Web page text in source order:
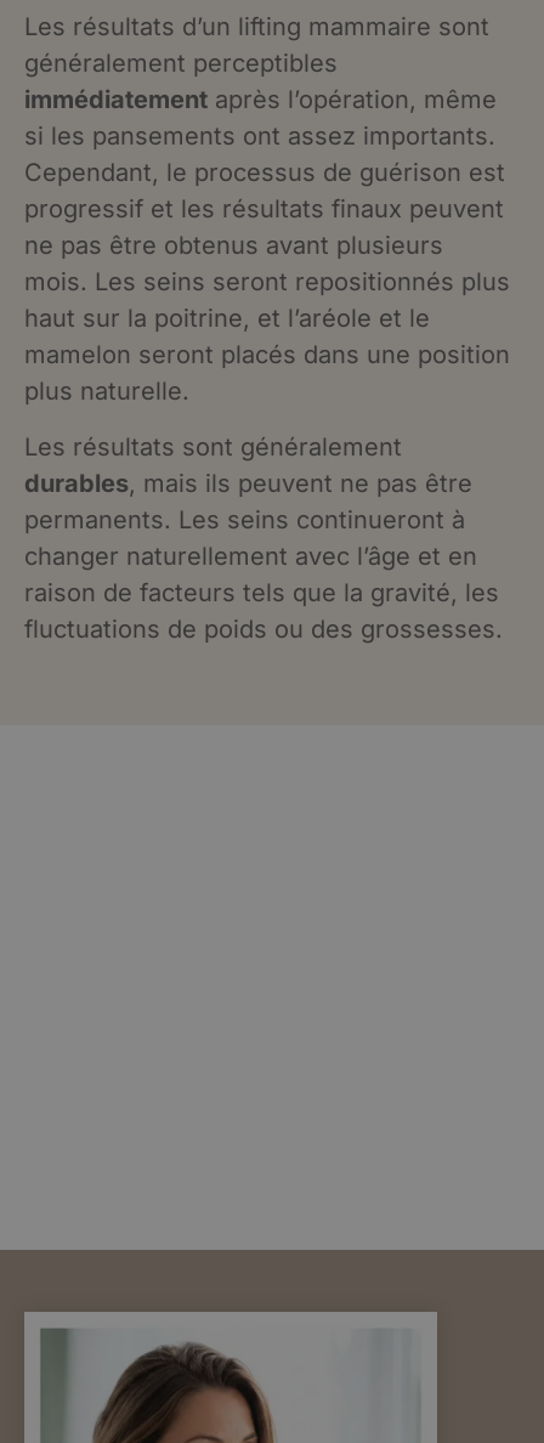
Les résultats d’un lifting mammaire sont
généralement perceptibles
immédiatement après l’opération, même
si les pansements ont assez importants.
Cependant, le processus de guérison est
progressif et les résultats finaux peuvent
ne pas être obtenus avant plusieurs
mois. Les seins seront repositionnés plus
haut sur la poitrine, et l’aréole et le
mamelon seront placés dans une position
plus naturelle.
Les résultats sont généralement
durables, mais ils peuvent ne pas être
permanents. Les seins continueront à
changer naturellement avec l’âge et en
raison de facteurs tels que la gravité, les
fluctuations de poids ou des grossesses.